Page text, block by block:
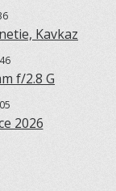
Kavkaz
f/2.8 G
2026